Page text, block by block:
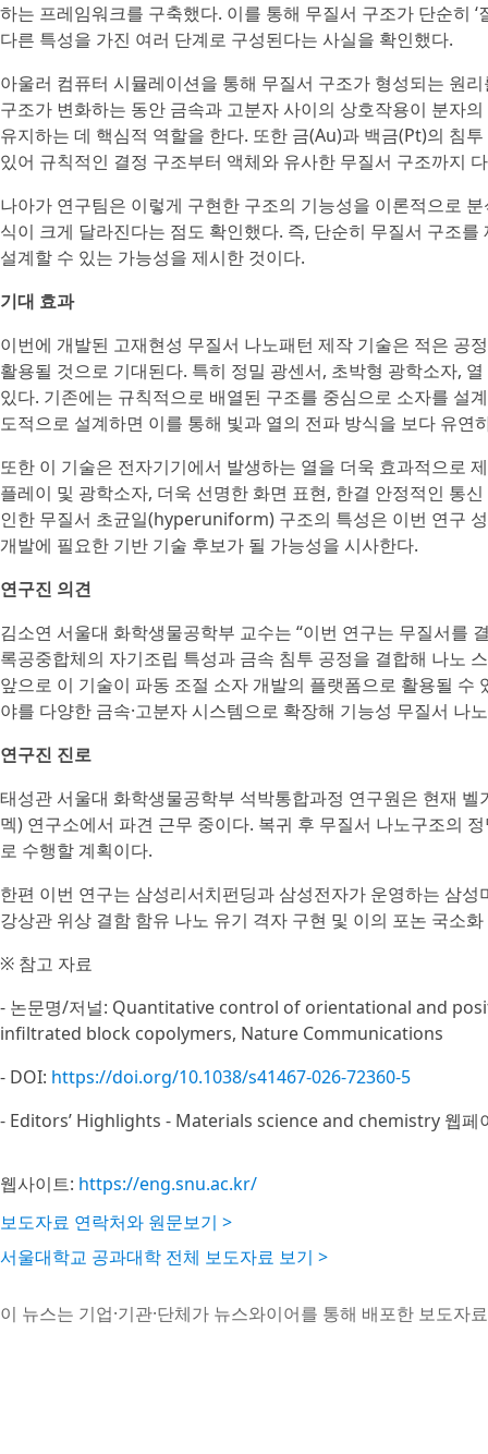
하는 프레임워크를 구축했다. 이를 통해 무질서 구조가 단순히
다른 특성을 가진 여러 단계로 구성된다는 사실을 확인했다.
아울러 컴퓨터 시뮬레이션을 통해 무질서 구조가 형성되는 원
구조가 변화하는 동안 금속과 고분자 사이의 상호작용이 분자
유지하는 데 핵심적 역할을 한다. 또한 금(Au)과 백금(Pt)의 침
있어 규칙적인 결정 구조부터 액체와 유사한 무질서 구조까지
나아가 연구팀은 이렇게 구현한 구조의 기능성을 이론적으로
식이 크게 달라진다는 점도 확인했다. 즉, 단순히 무질서 구조
설계할 수 있는 가능성을 제시한 것이다.
기대 효과
이번에 개발된 고재현성 무질서 나노패턴 제작 기술은 적은 공
활용될 것으로 기대된다. 특히 정밀 광센서, 초박형 광학소자,
있다. 기존에는 규칙적으로 배열된 구조를 중심으로 소자를 설
도적으로 설계하면 이를 통해 빛과 열의 전파 방식을 보다 유연
또한 이 기술은 전자기기에서 발생하는 열을 더욱 효과적으로
플레이 및 광학소자, 더욱 선명한 화면 표현, 한결 안정적인 통
인한 무질서 초균일(hyperuniform) 구조의 특성은 이번 연구
개발에 필요한 기반 기술 후보가 될 가능성을 시사한다.
연구진 의견
김소연 서울대 화학생물공학부 교수는 “이번 연구는 무질서를
록공중합체의 자기조립 특성과 금속 침투 공정을 결합해 나노
앞으로 이 기술이 파동 조절 소자 개발의 플랫폼으로 활용될 수
야를 다양한 금속·고분자 시스템으로 확장해 기능성 무질서 나
연구진 진로
태성관 서울대 화학생물공학부 석박통합과정 연구원은 현재
멕) 연구소에서 파견 근무 중이다. 복귀 후 무질서 나노구조의
로 수행할 계획이다.
한편 이번 연구는 삼성리서치펀딩과 삼성전자가 운영하는 삼
강상관 위상 결함 함유 나노 유기 격자 구현 및 이의 포논 국소
※ 참고 자료
- 논문명/저널: Quantitative control of orientational and
infiltrated block copolymers, Nature Communications
- DOI: https://doi.org/10.1038/s41467-026-72360-5
- Editors’ Highlights - Materials science and chemistry 웹페
웹사이트: https://eng.snu.ac.kr/
보도자료 연락처와 원문보기 >
서울대학교 공과대학 전체 보도자료 보기 >
이 뉴스는 기업·기관·단체가 뉴스와이어를 통해 배포한 보도자